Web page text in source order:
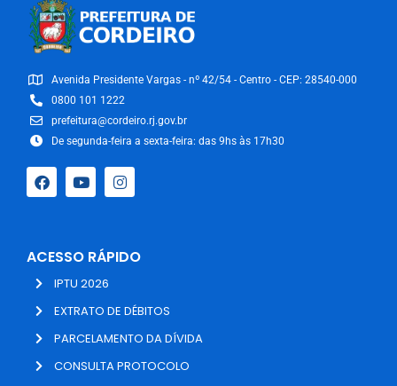
Avenida Presidente Vargas - nº 42/54 - Centro - CEP: 28540-000
0800 101 1222
prefeitura@cordeiro.rj.gov.br
De segunda-feira a sexta-feira: das 9hs às 17h30
ACESSO RÁPIDO
IPTU 2026
EXTRATO DE DÉBITOS
PARCELAMENTO DA DÍVIDA
CONSULTA PROTOCOLO